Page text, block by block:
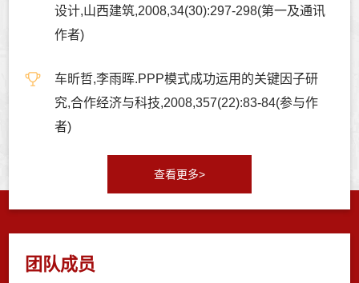
设计,山西建筑,2008,34(30):297-298(第一及通讯
作者)
车昕哲,李雨晖.PPP模式成功运用的关键因子研
究,合作经济与科技,2008,357(22):83-84(参与作
者)
查看更多>
团队成员